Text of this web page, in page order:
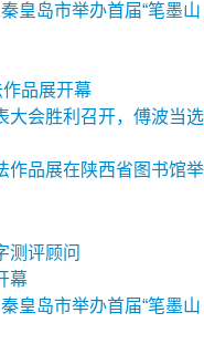
皇岛市举办首届“笔墨山
作品展开幕
大会胜利召开，傅波当选
作品展在陕西省图书馆举
测评顾问
幕
皇岛市举办首届“笔墨山